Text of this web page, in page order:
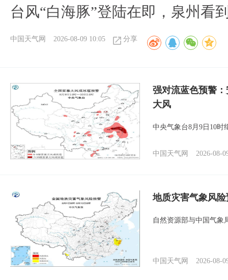
台风“白海豚”登陆在即，泉州看
中国天气网 2026-08-09 10:05 分享
强对流蓝色预警
大风
中央气象台8月9日10时
中国天气网 2026-08-
地质灾害气象风
自然资源部与中国气象
中国天气网 2026-08-